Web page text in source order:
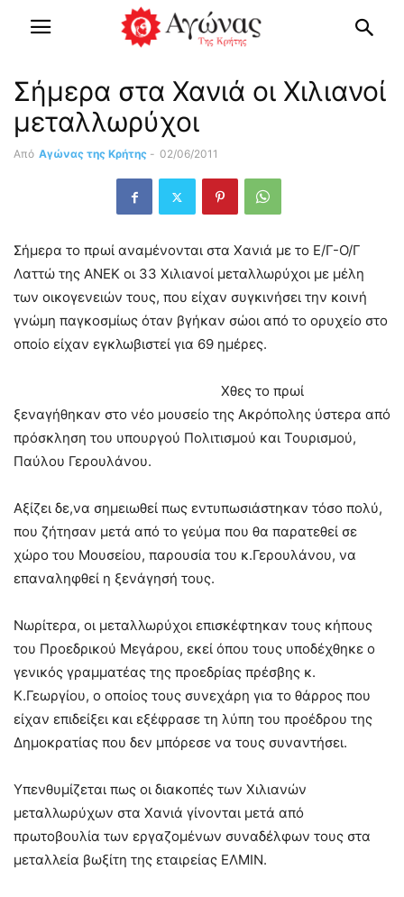
Σήμερα στα Χανιά οι Χιλιανοί
μεταλλωρύχοι
Από Αγώνας της Κρήτης - 02/06/2011
Σήμερα το πρωί αναμένονται στα Χανιά με το Ε/Γ-Ο/Γ
Λαττώ της ΑΝΕΚ οι 33 Χιλιανοί μεταλλωρύχοι με μέλη
των οικογενειών τους, που είχαν συγκινήσει την κοινή
γνώμη παγκοσμίως όταν βγήκαν σώοι από το ορυχείο στο
οποίο είχαν εγκλωβιστεί για 69 ημέρες.
Χθες το πρωί
ξεναγήθηκαν στο νέο μουσείο της Ακρόπολης ύστερα από
πρόσκληση του υπουργού Πολιτισμού και Τουρισμού,
Παύλου Γερουλάνου.
Αξίζει δε,να σημειωθεί πως εντυπωσιάστηκαν τόσο πολύ,
που ζήτησαν μετά από το γεύμα που θα παρατεθεί σε
χώρο του Μουσείου, παρουσία του κ.Γερουλάνου, να
επαναληφθεί η ξενάγησή τους.
Νωρίτερα, οι μεταλλωρύχοι επισκέφτηκαν τους κήπους
του Προεδρικού Μεγάρου, εκεί όπου τους υποδέχθηκε ο
γενικός γραμματέας της προεδρίας πρέσβης κ.
Κ.Γεωργίου, ο οποίος τους συνεχάρη για το θάρρος που
είχαν επιδείξει και εξέφρασε τη λύπη του προέδρου της
Δημοκρατίας που δεν μπόρεσε να τους συναντήσει.
Υπενθυμίζεται πως οι διακοπές των Χιλιανών
μεταλλωρύχων στα Χανιά γίνονται μετά από
πρωτοβουλία των εργαζομένων συναδέλφων τους στα
μεταλλεία βωξίτη της εταιρείας ΕΛΜΙΝ.